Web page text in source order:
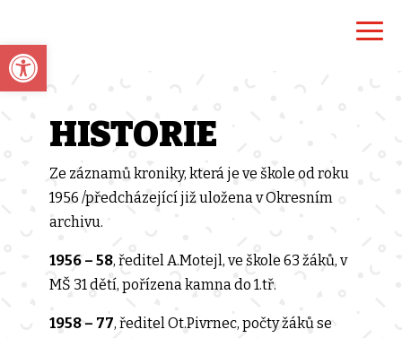
Open toolbar
HISTORIE
Ze záznamů kroniky, která je ve škole od roku
1956 /předcházející již uložena v Okresním
archivu.
1956 – 58, ředitel A.Motejl, ve škole 63 žáků, v
MŠ 31 dětí, pořízena kamna do 1.tř.
1958 – 77, ředitel Ot.Pivrnec, počty žáků se